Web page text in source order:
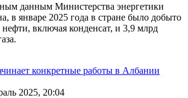
данным Министерства энергетики
в январе 2025 года в стране было добыто
включая конденсат, и 3,9 млрд
2025, 20:04